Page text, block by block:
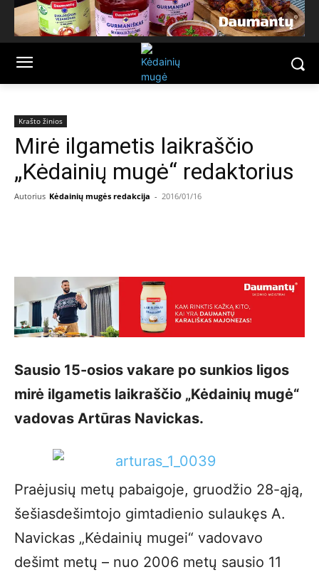
Krašto žinios
Mirė ilgametis laikraščio
„Kėdainių mugė“ redaktorius
Autorius Kėdainių mugės redakcija - 2016/01/16
Sausio 15-osios vakare po sunkios ligos
mirė ilgametis laikraščio „Kėdainių mugė“
vadovas Artūras Navickas.
Praėjusių metų pabaigoje, gruodžio 28-ąją,
šešiasdešimtojo gimtadienio sulaukęs A.
Navickas „Kėdainių mugei“ vadovavo
dešimt metų – nuo 2006 metų sausio 11